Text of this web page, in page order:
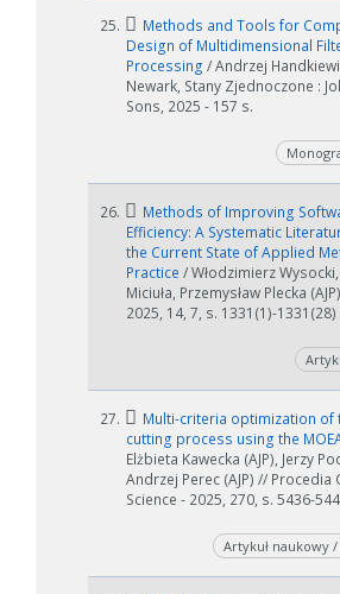
25.
Methods and Tools for
Design of Multidimensional
Processing / Andrzej
Newark, Stany Zjednoczone :
Sons, 2025 - 157 s.
26.
Methods of Improving
Efficiency: A Systematic
the Current State of Applied
Practice / Włodzimierz
Miciuła, Przemysław Plecka
2025, 14, 7, s. 1331(1)-1331(28)
27.
Multi-criteria optimization of
cutting process using the
Elżbieta Kawecka (AJP), Jerzy
Andrzej Perec (AJP) // Procedia
Science - 2025, 270, s. 5436-
Artykuł naukowy